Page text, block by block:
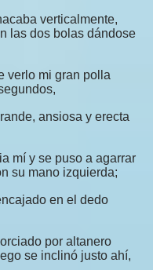
verticalmente,
las dos bolas dándose
verlo mi gran polla
ansiosa y erecta
mí y se puso a agarrar
su mano izquierda;
en el dedo
por altanero
se inclinó justo ahí,